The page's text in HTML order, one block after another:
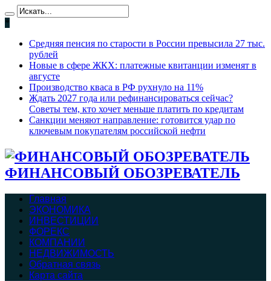
*
Средняя пенсия по старости в России превысила 27 тыс.
рублей
Новые в сфере ЖКХ: платежные квитанции изменят в
августе
Производство кваса в РФ рухнуло на 11%
Ждать 2027 года или рефинансироваться сейчас?
Советы тем, кто хочет меньше платить по кредитам
Санкции меняют направление: готовится удар по
ключевым покупателям российской нефти
ФИНАНСОВЫЙ ОБОЗРЕВАТЕЛЬ
Главная
ЭКОНОМИКА
ИНВЕСТИЦИИ
ФОРЕКС
КОМПАНИИ
НЕДВИЖИМОСТЬ
Обратная связь
Карта сайта